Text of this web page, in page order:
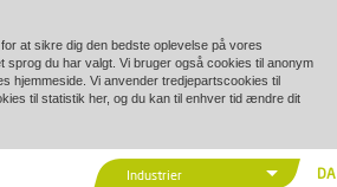
at sikre dig den bedste oplevelse på vores
sprog du har valgt. Vi bruger også cookies til anonym
hjemmeside. Vi anvender tredjepartscookies til
til statistik her, og du kan til enhver tid ændre dit
Industrier
DA